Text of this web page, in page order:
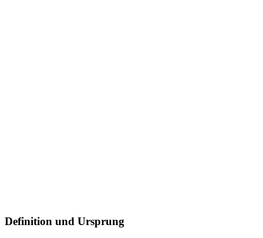
Definition und Ursprung